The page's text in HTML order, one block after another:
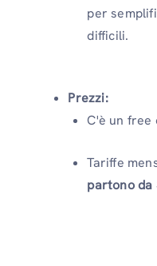
per
difficili.
Prezzi:
C'è un free
Tariffe
partono da